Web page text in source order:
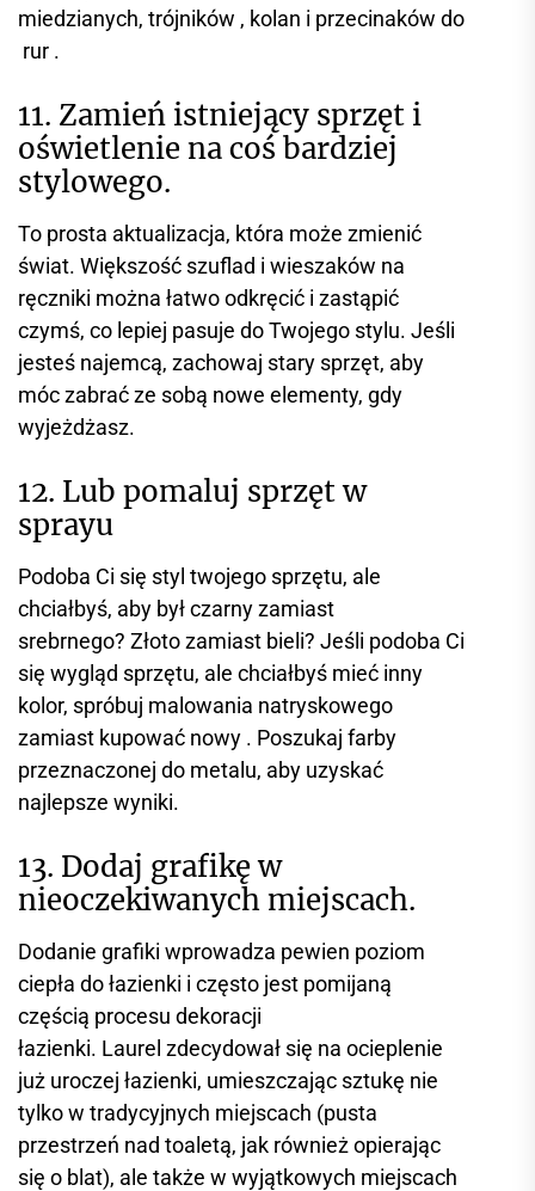
miedzianych, trójników , kolan i przecinaków do
rur .
11. Zamień istniejący sprzęt i
oświetlenie na coś bardziej
stylowego.
To prosta aktualizacja, która może zmienić
świat. Większość szuflad i wieszaków na
ręczniki można łatwo odkręcić i zastąpić
czymś, co lepiej pasuje do Twojego stylu. Jeśli
jesteś najemcą, zachowaj stary sprzęt, aby
móc zabrać ze sobą nowe elementy, gdy
wyjeżdżasz.
12. Lub pomaluj sprzęt w
sprayu
Podoba Ci się styl twojego sprzętu, ale
chciałbyś, aby był czarny zamiast
srebrnego? Złoto zamiast bieli? Jeśli podoba Ci
się wygląd sprzętu, ale chciałbyś mieć inny
kolor, spróbuj malowania natryskowego
zamiast kupować nowy . Poszukaj farby
przeznaczonej do metalu, aby uzyskać
najlepsze wyniki.
13. Dodaj grafikę w
nieoczekiwanych miejscach.
Dodanie grafiki wprowadza pewien poziom
ciepła do łazienki i często jest pomijaną
częścią procesu dekoracji
łazienki. Laurel zdecydował się na ocieplenie
już uroczej łazienki, umieszczając sztukę nie
tylko w tradycyjnych miejscach (pusta
przestrzeń nad toaletą, jak również opierając
się o blat), ale także w wyjątkowych miejscach